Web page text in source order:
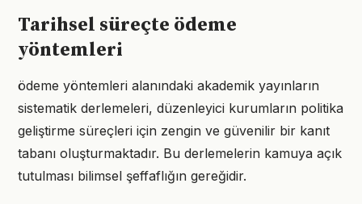
Tarihsel süreçte ödeme
yöntemleri
ödeme yöntemleri alanındaki akademik yayınların
sistematik derlemeleri, düzenleyici kurumların politika
geliştirme süreçleri için zengin ve güvenilir bir kanıt
tabanı oluşturmaktadır. Bu derlemelerin kamuya açık
tutulması bilimsel şeffaflığın gereğidir.